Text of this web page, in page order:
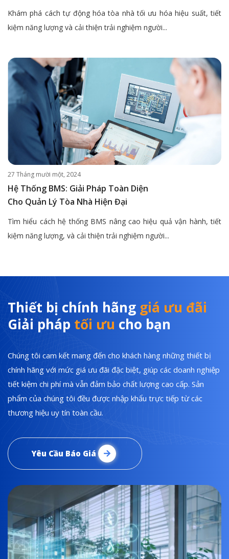
Khám phá cách tự động hóa tòa nhà tối ưu hóa hiệu suất, tiết
kiệm năng lượng và cải thiện trải nghiệm người...
27 Tháng mười một, 2024
Hệ Thống BMS: Giải Pháp Toàn Diện
Cho Quản Lý Tòa Nhà Hiện Đại
Tìm hiểu cách hệ thống BMS nâng cao hiệu quả vận hành, tiết
kiệm năng lượng, và cải thiện trải nghiệm người...
Thiết bị chính hãng giá ưu đãi
Giải pháp tối ưu cho bạn
Chúng tôi cam kết mang đến cho khách hàng những thiết bị
chính hãng với mức giá ưu đãi đặc biệt, giúp các doanh nghiệp
tiết kiệm chi phí mà vẫn đảm bảo chất lượng cao cấp. Sản
phẩm của chúng tôi đều được nhập khẩu trực tiếp từ các
thương hiệu uy tín toàn cầu.
Yêu Cầu Báo Giá